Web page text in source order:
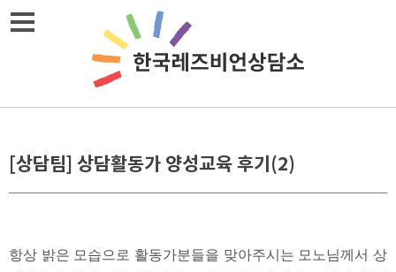
Skip
[상담팀] 상담활동가 양성교육 후기(2)
항상 밝은 모습으로 활동가분들을 맞아주시는 모노님께서 상